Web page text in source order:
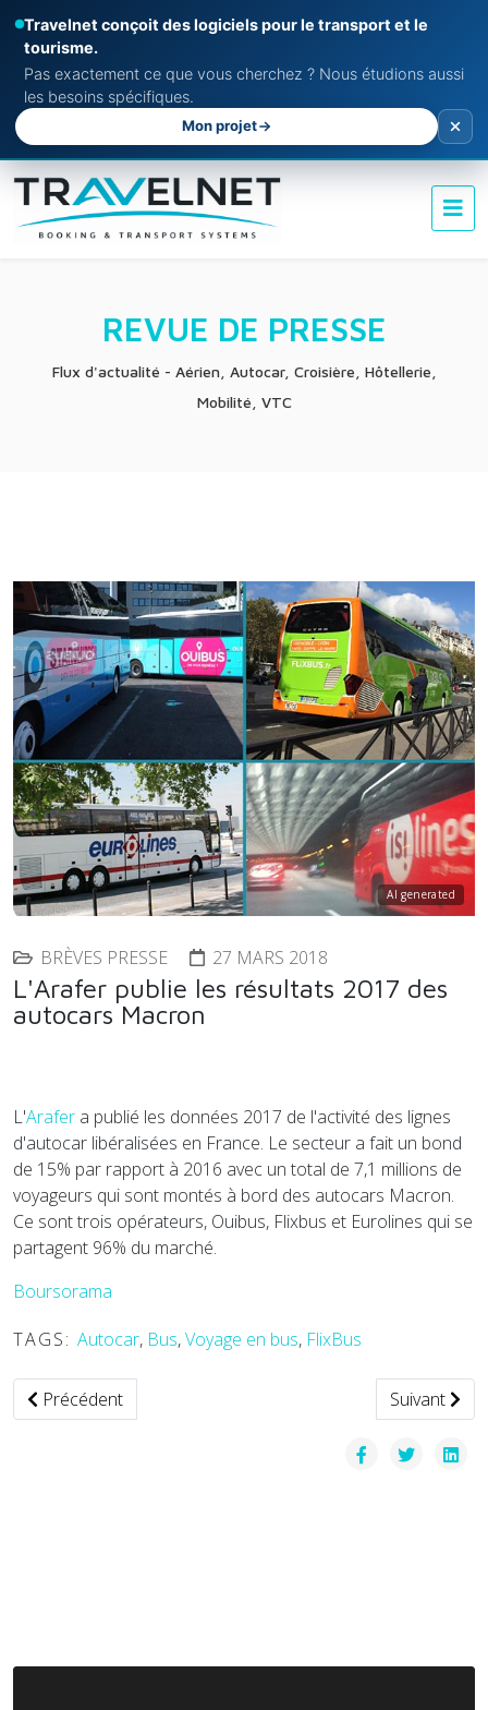
Travelnet conçoit des logiciels pour le transport et le
tourisme.
Pas exactement ce que vous cherchez ? Nous étudions aussi
les besoins spécifiques.
Mon projet
REVUE DE PRESSE
Flux d'actualité - Aérien, Autocar, Croisière, Hôtellerie,
Mobilité, VTC
AI generated
BRÈVES PRESSE 27 MARS 2018
L'Arafer publie les résultats 2017 des
autocars Macron
L'Arafer a publié les données 2017 de l'activité des lignes
d'autocar libéralisées en France. Le secteur a fait un bond
de 15% par rapport à 2016 avec un total de 7,1 millions de
voyageurs qui sont montés à bord des autocars Macron.
Ce sont trois opérateurs, Ouibus, Flixbus et Eurolines qui se
partagent 96% du marché.
Boursorama
TAGS: Autocar, Bus,Voyage en bus, FlixBus
Article précédent : Portait de Felix par Forbes : la start-up
Précédent Article
Suivant